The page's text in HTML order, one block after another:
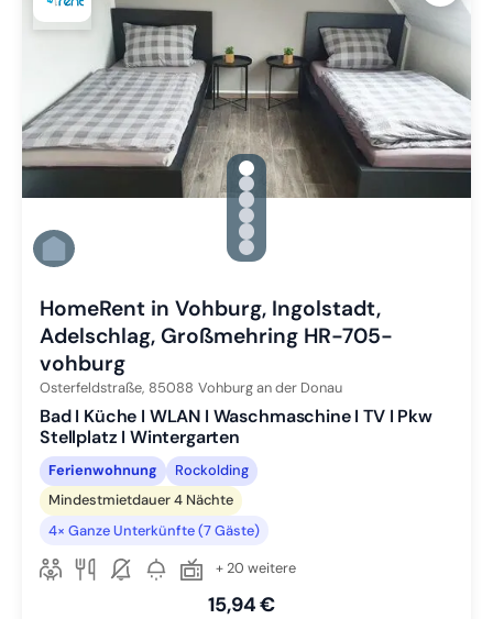
gallery.slide_selector
Zu Slide 1 wechseln
Zu Slide 2 wechseln
Zu Slide 3 wechseln
Zu Slide 4 wechseln
Zu Slide 5 wechseln
Zu Slide 6 wechseln
HomeRent in Vohburg, Ingolstadt,
Adelschlag, Großmehring HR-705-
vohburg
Osterfeldstraße, 85088 Vohburg an der Donau
Bad I Küche I WLAN I Waschmaschine I TV I Pkw
Stellplatz I Wintergarten
Ferienwohnung
Rockolding
Mindestmietdauer 4 Nächte
4× Ganze Unterkünfte (7 Gäste)
+ 20 weitere
15,94 €